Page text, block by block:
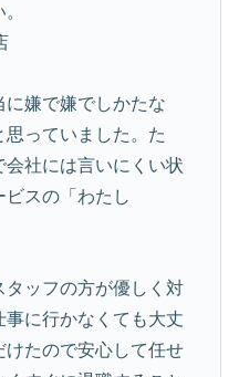
嫌で嫌でしかたな
思っていました。た
社には言いにくい状
スの「わたし
ッフの方が優しく対
に行かなくても大丈
たので安心して任せ